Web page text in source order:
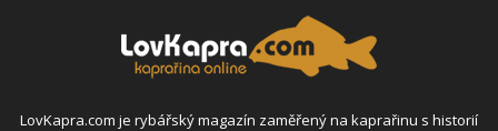
LovKapra.com je rybářský magazín zaměřený na kaprařinu s historií